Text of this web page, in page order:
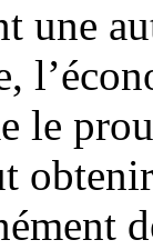
une
le